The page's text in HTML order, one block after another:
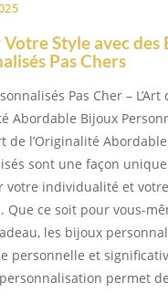
Votre Style avec des
Pas Chers
Pas Cher – L’Art
Abordable Bijoux
de l’Originalité
sont une façon
votre individualité et
Que ce soit pour vous-
les bijoux
personnelle et
permet